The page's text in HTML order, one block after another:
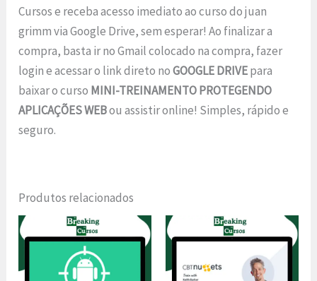
Cursos e receba acesso imediato ao curso do juan
grimm via Google Drive, sem esperar! Ao finalizar a
compra, basta ir no Gmail colocado na compra, fazer
login e acessar o link direto noGOOGLE DRIVEpara
baixar o curso MINI-TREINAMENTO PROTEGENDO
APLICAÇÕES WEBou assistir online! Simples, rápido e
seguro.
Produtos relacionados